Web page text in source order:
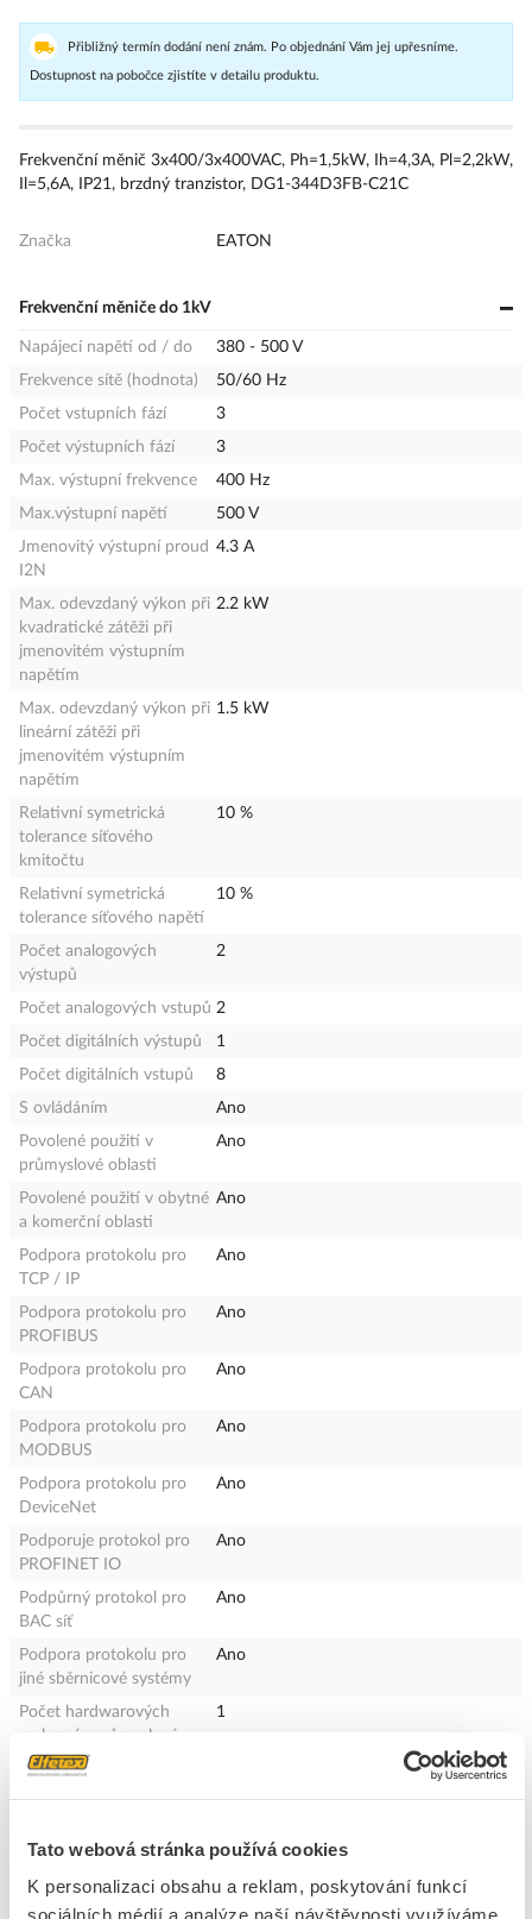
Tato webová stránka používá cookies
K personalizaci obsahu a reklam, poskytování funkcí
sociálních médií a analýze naší návštěvnosti využíváme
Přibližný termín dodání není znám. Po objednání Vám jej upřesníme.
Dostupnost na pobočce zjistíte v detailu produktu.
Frekvenční měnič 3x400/3x400VAC, Ph=1,5kW, Ih=4,3A, Pl=2,2kW,
Il=5,6A, IP21, brzdný tranzistor, DG1-344D3FB-C21C
Značka EATON
Frekvenční měniče do 1kV
Napájecí napětí od / do
380 - 500 V
Frekvence sítě (hodnota)
50/60 Hz
Počet vstupních fází
3
Počet výstupních fází
3
Max. výstupní frekvence
400 Hz
Max.výstupní napětí
500 V
Jmenovitý výstupní proud
I2N
4.3 A
Max. odevzdaný výkon při
kvadratické zátěži při
jmenovitém výstupním
napětím
2.2 kW
Max. odevzdaný výkon při
lineární zátěži při
jmenovitém výstupním
napětím
1.5 kW
Relativní symetrická
tolerance síťového
kmitočtu
10 %
Relativní symetrická
tolerance síťového napětí
10 %
Počet analogových
výstupů
2
Počet analogových vstupů 2
Počet digitálních výstupů
1
Počet digitálních vstupů
8
S ovládáním
Ano
Povolené použití v
průmyslové oblasti
Ano
Povolené použití v obytné
a komerční oblasti
Ano
Podpora protokolu pro
TCP / IP
Ano
Podpora protokolu pro
PROFIBUS
Ano
Podpora protokolu pro
CAN
Ano
Podpora protokolu pro
MODBUS
Ano
Podpora protokolu pro
DeviceNet
Ano
Podporuje protokol pro
PROFINET IO
Ano
Podpůrný protokol pro
BAC síť
Ano
Podpora protokolu pro
jiné sběrnicové systémy
Ano
Počet hardwarových
rozhraní - průmyslový
Ethernet
1
Počet HW-rozhraní - jiné
1
S připojením k PC
Ano